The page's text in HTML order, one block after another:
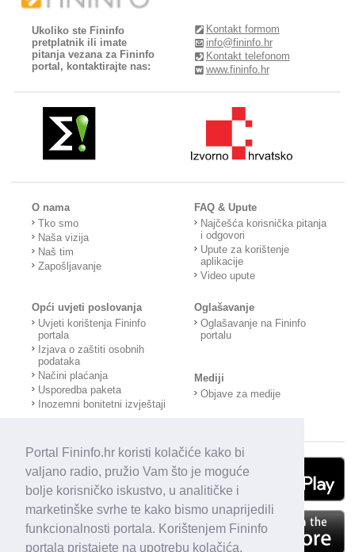
Portal Fininfo.hr koristi kolačiće kako bi
valjano radio, pružio Vam što je moguće
bolje korisničko iskustvo, u analitičke i
marketinške svrhe te kako bismo unaprijedili
funkcionalnosti portala. Korištenjem Fininfo
portala pristajete na upotrebu kolačića.
Ukoliko ste Fininfo
pretplatnik ili imate
pitanja vezana za Fininfo
portal, kontaktirajte nas:
Kontakt formom
info@fininfo.hr
Kontakt telefonom
www.fininfo.hr
O nama
Tko smo
Naša vizija
Naš tim
Zapošljavanje
FAQ & Upute
Najčešća korisnička pitanja
i odgovori
Upute za korištenje
aplikacije
Video upute
Opći uvjeti poslovanja
Uvjeti korištenja Fininfo
portala
Izjava o zaštiti osobnih
podataka
Načini plaćanja
Usporedba paketa
Inozemni bonitetni izvještaji
Oglašavanje
Oglašavanje na Fininfo
portalu
Mediji
Objave za medije